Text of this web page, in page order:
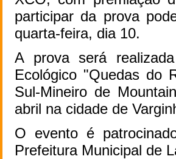
participar da prova
quarta-feira, dia 10.
A prova será
Ecológico "Quedas do
Sul-Mineiro de
abril na cidade de
O evento é
Prefeitura Municipal de